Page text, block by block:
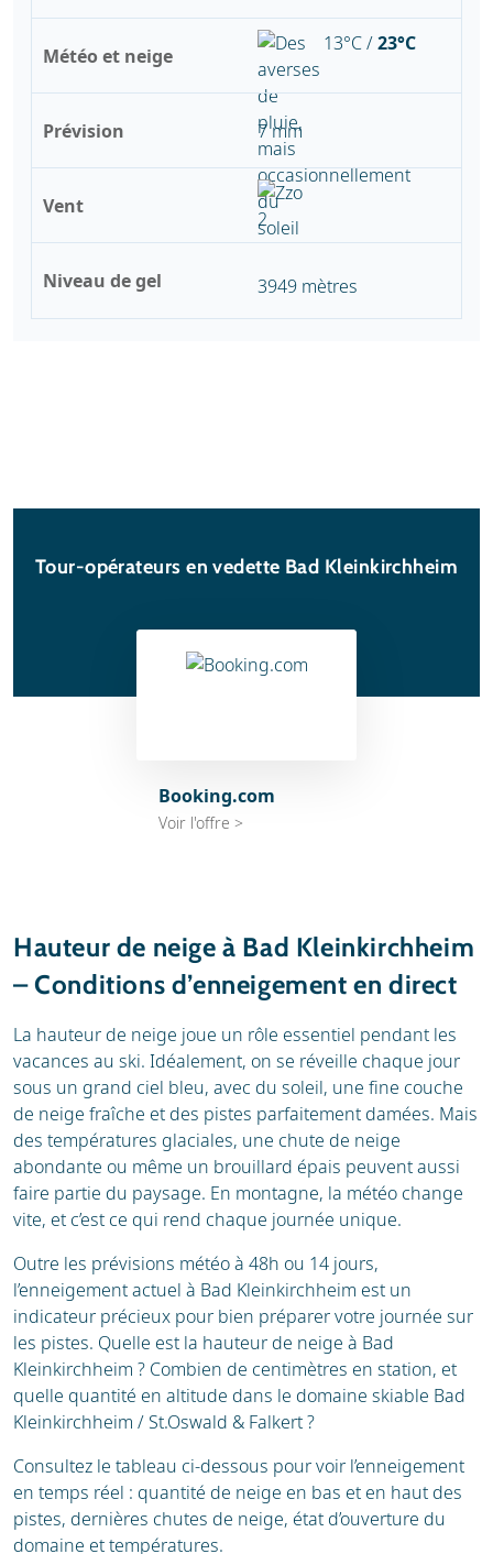
Météo et neige
Prévision
Vent
Niveau de gel
13°C /23°C
7 mm
3949 mètres
Tour-opérateurs en vedette Bad Kleinkirchheim
Booking.com
Voir l'offre >
Hauteur de neige à Bad Kleinkirchheim
– Conditions d’enneigement en direct
La hauteur de neige joue un rôle essentiel pendant les
vacances au ski. Idéalement, on se réveille chaque jour
sous un grand ciel bleu, avec du soleil, une fine couche
de neige fraîche et des pistes parfaitement damées. Mais
des températures glaciales, une chute de neige
abondante ou même un brouillard épais peuvent aussi
faire partie du paysage. En montagne, la météo change
vite, et c’est ce qui rend chaque journée unique.
Outre les prévisions météo à 48h ou 14 jours,
l’enneigement actuel à Bad Kleinkirchheim est un
indicateur précieux pour bien préparer votre journée sur
les pistes. Quelle est la hauteur de neige à Bad
Kleinkirchheim ? Combien de centimètres en station, et
quelle quantité en altitude dans le domaine skiable Bad
Kleinkirchheim / St.Oswald & Falkert ?
Consultez le tableau ci-dessous pour voir l’enneigement
en temps réel : quantité de neige en bas et en haut des
pistes, dernières chutes de neige, état d’ouverture du
domaine et températures.